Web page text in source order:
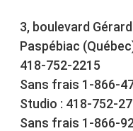
3, boulevard
Paspébiac
418-752-2215
Sans frais 1-866-
Studio : 418-752-
Sans frais 1-866-